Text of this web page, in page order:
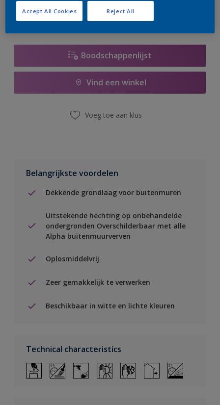
Boodschappenlijst
Vind een winkel
Voeg toe aan klus
Belangrijkste voordelen
Dekkende grondlaag voor buitenmuren
Uitstekende hechting op onbehandelde
ondergronden Overschilderbaar met alle
Alpha buitenmuurverven
Oplosmiddelvrij
Zeer gemakkelijk te verwerken
Beschikbaar in witte en lichte kleuren
Technical characteristics
Reject All
Accept All Cookies